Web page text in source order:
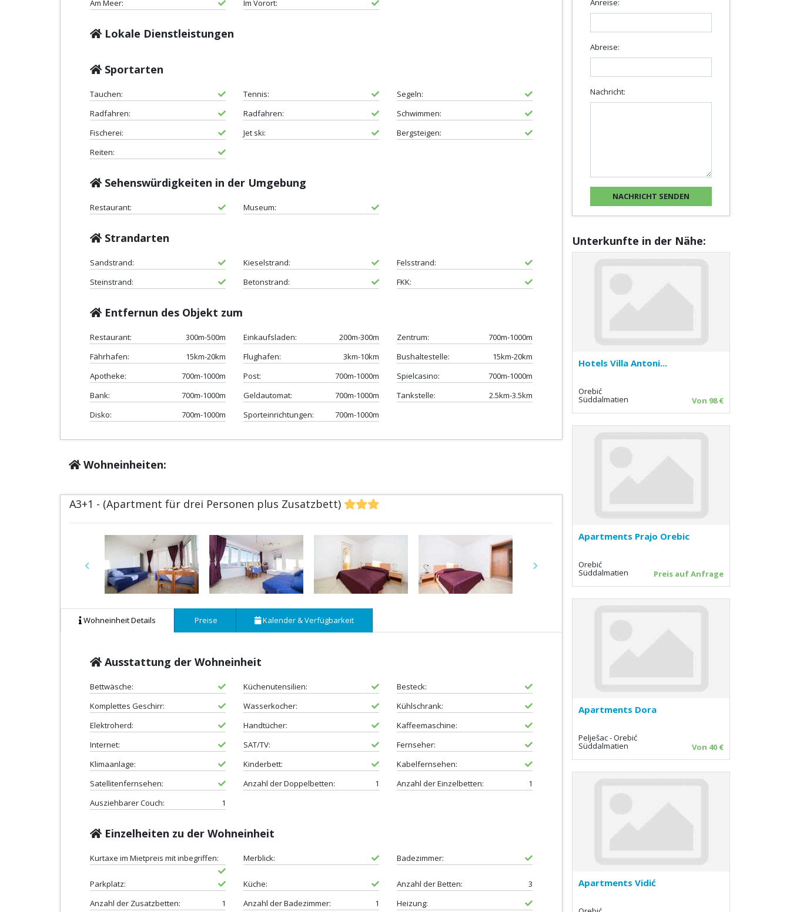
Am Meer: Im Vorort:
Lokale Dienstleistungen
Sportarten
Tauchen: Tennis:
Segeln:
Radfahren:
Radfahren:
Schwimmen:
Fischerei:
Jet ski:
Bergsteigen:
Reiten:
Sehenswürdigkeiten in der Umgebung
Restaurant: Museum:
Strandarten
Sandstrand: Kieselstrand:
Felsstrand:
Steinstrand:
Betonstrand: FKK:
Entfernun des Objekt zum
Restaurant: 300m-500m Einkaufsladen: 200m-300m Zentrum:
700m-1000m
Fährhafen:
15km-20km Flughafen: 3km-10km Bushaltestelle:
15km-20km
Apotheke:
700m-1000m Post: 700m-1000m Spielcasino:
700m-1000m
Bank:
700m-1000m Geldautomat: 700m-1000m Tankstelle:
2.5km-3.5km
Disko:
700m-1000m Sporteinrichtungen: 700m-1000m
Wohneinheiten:
A3+1 - (Apartment für drei Personen plus Zusatzbett)
Previous Next
Wohneinheit Details Preise Kalender & Verfügbarkeit
Ausstattung der Wohneinheit
Bettwäsche: Küchenutensilien:
Besteck:
Komplettes Geschirr:
Wasserkocher:
Kühlschrank:
Elektroherd:
Handtücher:
Kaffeemaschine:
Internet:
SAT/TV:
Fernseher:
Klimaanlage:
Kinderbett:
Kabelfernsehen:
Satellitenfernsehen:
Anzahl der Doppelbetten: 1 Anzahl der Einzelbetten:
1
Ausziehbarer Couch:
1
Einzelheiten zu der Wohneinheit
Kurtaxe im Mietpreis mit inbegriffen: Merblick: Badezimmer:
Parkplatz: Küche: Anzahl der Betten:
3
Anzahl der Zusatzbetten:
1 Anzahl der Badezimmer: 1 Heizung:
Anreise:
Abreise:
Nachricht:
Unterkunfte in der Nähe:
Hotels Villa Antoni...
Orebić
Süddalmatien Von 98 €
Apartments Prajo Orebic
Orebić
Süddalmatien Preis auf Anfrage
Apartments Dora
Pelješac - Orebić
Süddalmatien Von 40 €
Apartments Vidić